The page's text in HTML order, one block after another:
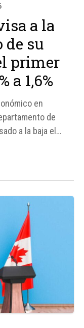
a la
de su
primer
a 1,6%
en
de
a la baja el
a un